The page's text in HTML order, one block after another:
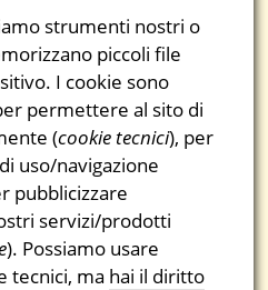
– Nante (Airolo)
con L’ideatorio
di storia
giovani occasioni di
durante le vacanze
interessati sarà
partecipare alle
far sì che durante il
strumenti nostri o
piccoli file
I cookie sono
permettere al sito di
(cookie tecnici), per
uso/navigazione
pubblicizzare
servizi/prodotti
). Possiamo usare
tecnici, ma hai il diritto